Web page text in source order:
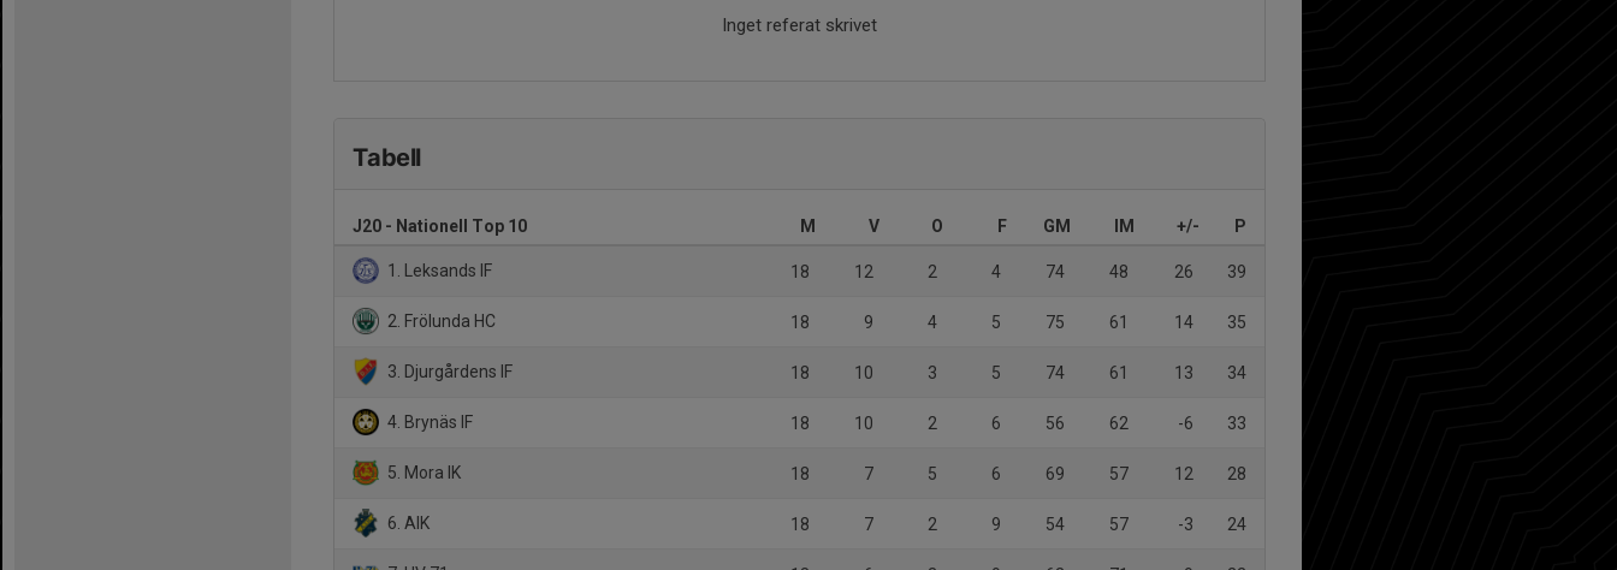
Inget referat skrivet
Tabell
J20 - Nationell Top 10 M V O F GM IM +/- P
1. Leksands IF 18 12 2 4 74 48 26 39
2. Frölunda HC 18 9 4 5 75 61 14 35
3. Djurgårdens IF 18 10 3 5 74 61 13 34
4. Brynäs IF 18 10 2 6 56 62 -6 33
5. Mora IK 18 7 5 6 69 57 12 28
6. AIK 18 7 2 9 54 57 -3 24